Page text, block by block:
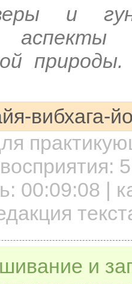
и
вибхага-
5
00:09:08 |
и